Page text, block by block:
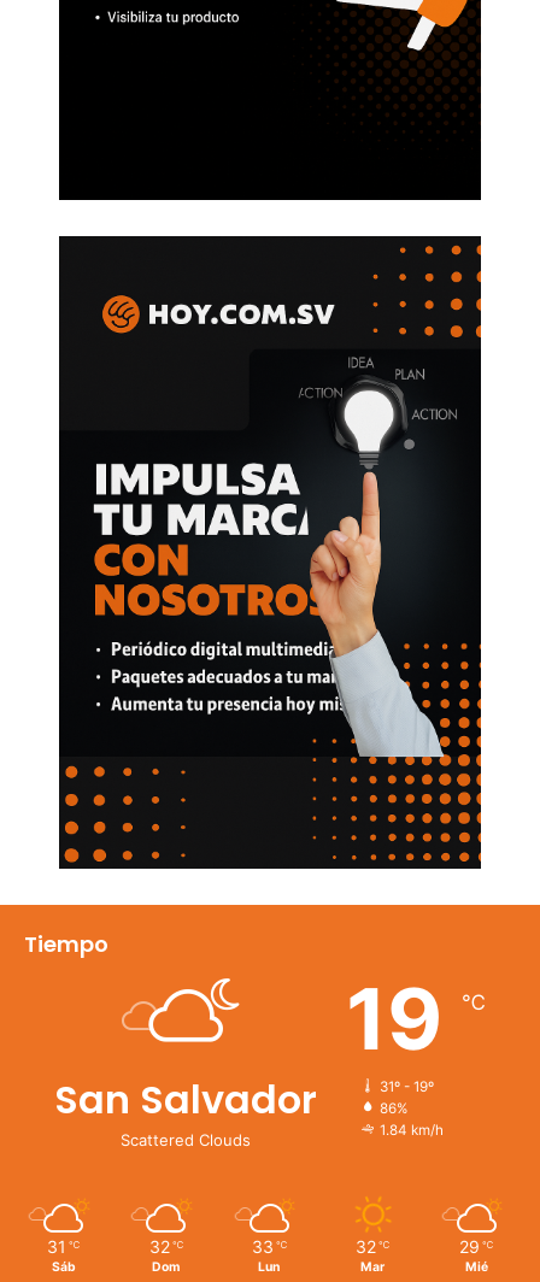
Tiempo
San Salvador
Scattered Clouds
19 ℃
31º - 19º
86%
1.84 km/h
31 ℃
Sáb
32 ℃
Dom
33 ℃
Lun
32 ℃
Mar
29 ℃
Mié